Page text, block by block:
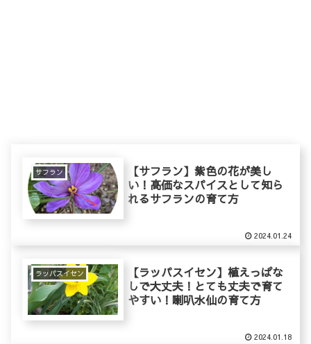
サフラン
【サフラン】紫色の花が美し
い！高価なスパイスとして知ら
れるサフランの育て方
2024.01.24
ラッパスイセン
【ラッパスイセン】植えっぱな
しで大丈夫！とても丈夫で育て
やすい！喇叭水仙の育て方
2024.01.18